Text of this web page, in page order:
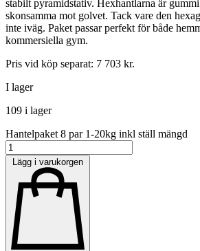
stabilt pyramidstativ. Hexhantlarna är
skonsamma mot golvet. Tack vare den
inte iväg. Paket passar perfekt för både
kommersiella gym.
Pris vid köp separat: 7 703 kr.
I lager
109 i lager
Hantelpaket 8 par 1-20kg inkl ställ mängd
Lägg i varukorgen